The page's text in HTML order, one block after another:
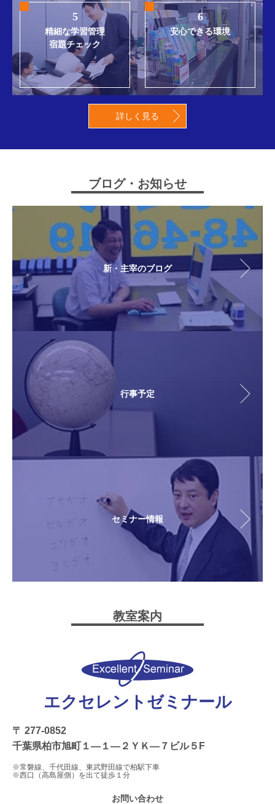
5
精細な学習管理
宿題チェック
6
安心できる環境
詳しく見る
ブログ・お知らせ
新・主宰のブログ
行事予定
セミナー情報
教室案内
エクセレントゼミナール
〒 277-0852
千葉県柏市旭町１―１―２ＹＫ―７ビル５F
※常磐線、千代田線、東武野田線で柏駅下車
※西口（高島屋側）を出て徒歩１分
お問い合わせ